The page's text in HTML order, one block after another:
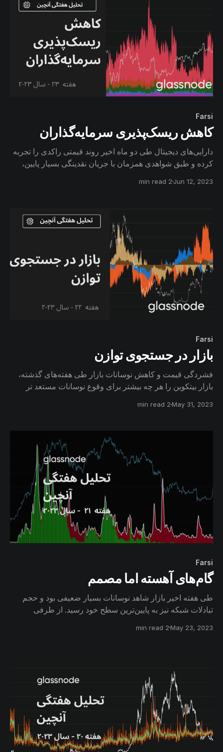
Farsi
کاهش ریسک‌پذیری سرمایه‌گذاران
دارایی‌های دیجیتال طی دو ماه اخیر روند قیمتی راکدی را تجربه
کرده‌ و طبق شواهدی همزمان با جریان نقدینگی بسیار پایین،
آورده‌اند.
Jun 12, 2023
2 min read
Farsi
بازار در جستجوی توازن
فشردگی قیمت و کاهش نوسانات بازار طی هفته‌های گذشته،
بازار بیتکوین را هر چه بیشتر برای وقوع نوسانات مستعد تر
رصد رفتار سرمایه‌گذاران بلندمدت، محدوده‌ نوسانات احتمالی
May 31, 2023
2 min read
Farsi
گام‌های آهسته اما مصمم
طی هفته اخیر بازار شاهد نوسانات بسیار ضعیفی بود و حجم
تبادلات شبکه نیز به پایین‌ترین سطح خود رسید. از طرفی
سرمایه‌گذاران، غیرفعال باقی‌ مانده‌اند و با افزایش عمرشان، به
May 23, 2023
2 min read